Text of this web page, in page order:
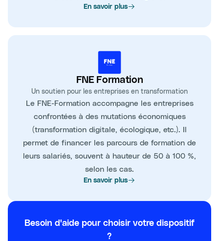
En savoir plus
FNE Formation
Un soutien pour les entreprises en transformation
Le FNE-Formation accompagne les entreprises
confrontées à des mutations économiques
(transformation digitale, écologique, etc.). Il
permet de financer les parcours de formation de
leurs salariés, souvent à hauteur de 50 à 100 %,
selon les cas.
En savoir plus
Besoin d'aide pour choisir votre dispositif
?